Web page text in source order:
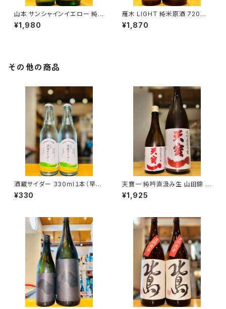
山本 サンシャインイエロー 純
米吟醸 720ml１本（山本酒造・
秋田県山本郡八峰町）
¥1,980
雁木 LIGHT 純米原酒 720ml
１本（八百新酒造・山口県岩国市
今津町）
¥1,870
その他の商品
酒蔵サイダー 330ml１本（早川
酒造・三重県三重郡菰野町）
¥330
天寶一 純吟直汲み生 山田錦 7
20ml１本（㈱天寶一・広島県福
山市神辺町）
¥1,925